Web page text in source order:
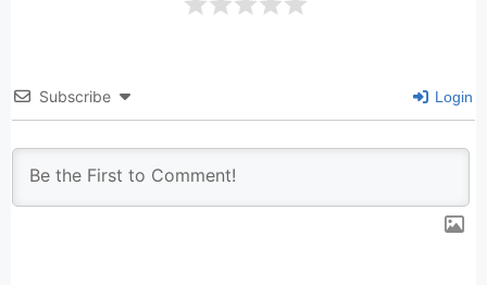
Subscribe Login